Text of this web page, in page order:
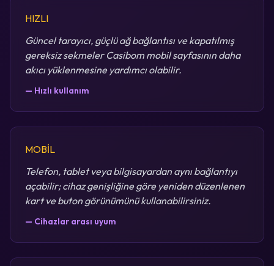
HIZLI
Güncel tarayıcı, güçlü ağ bağlantısı ve kapatılmış
gereksiz sekmeler Casibom mobil sayfasının daha
akıcı yüklenmesine yardımcı olabilir.
— Hızlı kullanım
MOBİL
Telefon, tablet veya bilgisayardan aynı bağlantıyı
açabilir; cihaz genişliğine göre yeniden düzenlenen
kart ve buton görünümünü kullanabilirsiniz.
— Cihazlar arası uyum